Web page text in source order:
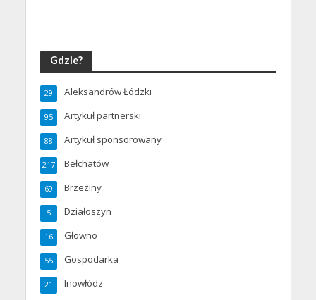
Gdzie?
Aleksandrów Łódzki
29
Artykuł partnerski
95
Artykuł sponsorowany
88
Bełchatów
217
Brzeziny
69
Działoszyn
5
Głowno
16
Gospodarka
55
Inowłódz
21